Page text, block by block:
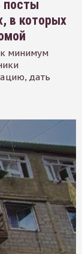
посты
в которых
минимум
дать